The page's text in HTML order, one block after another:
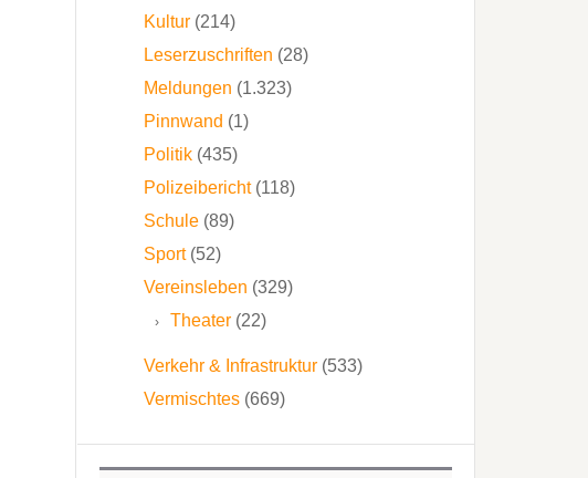
Kultur (214)
Leserzuschriften (28)
Meldungen (1.323)
Pinnwand (1)
Politik (435)
Polizeibericht(118)
Schule (89)
Sport(52)
Vereinsleben (329)
Theater (22)
Verkehr & Infrastruktur (533)
Vermischtes (669)